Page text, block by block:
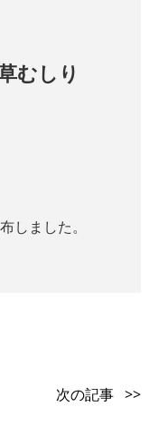
むしり
しました。
次の記事 >>